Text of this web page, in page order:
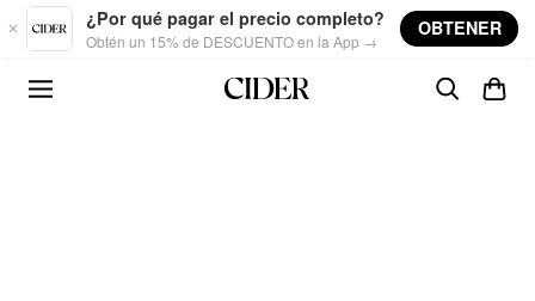
Skip to main content
¿Por qué pagar el precio completo?
Obtén un 15% de DESCUENTO en la App →
OBTENER